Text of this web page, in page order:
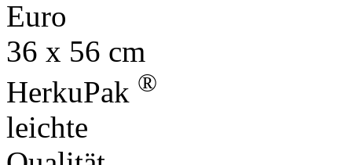
Euro
36 x 56 cm
HerkuPak ®
leichte